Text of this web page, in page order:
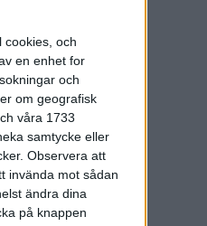
cookies, och
en enhet for
och
om geografisk
våra 1733
samtycke eller
Observera att
invända mot sådan
ändra dina
på knappen